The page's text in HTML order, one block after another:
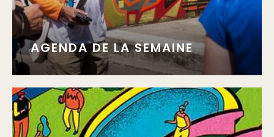
AGENDA DE LA SEMAINE